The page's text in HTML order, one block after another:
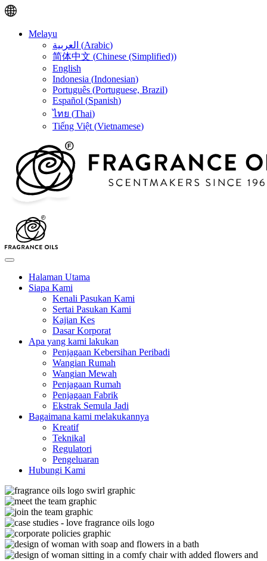
Melayu
العربية (Arabic)
简体中文 (Chinese (Simplified))
English
Indonesia (Indonesian)
Português (Portuguese, Brazil)
Español (Spanish)
ไทย (Thai)
Tiếng Việt (Vietnamese)
Halaman Utama
Siapa Kami
Kenali Pasukan Kami
Sertai Pasukan Kami
Kajian Kes
Dasar Korporat
Apa yang kami lakukan
Penjagaan Kebersihan Peribadi
Wangian Rumah
Wangian Mewah
Penjagaan Rumah
Penjagaan Fabrik
Ekstrak Semula Jadi
Bagaimana kami melakukannya
Kreatif
Teknikal
Regulatori
Pengeluaran
Hubungi Kami